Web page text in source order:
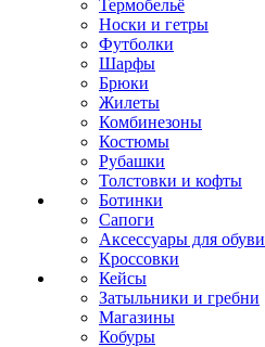
Термобельё
Носки и гетры
Футболки
Шарфы
Брюки
Жилеты
Комбинезоны
Костюмы
Рубашки
Толстовки и кофты
Ботинки
Сапоги
Аксессуары для обуви
Кроссовки
Кейсы
Затыльники и гребни
Магазины
Кобуры